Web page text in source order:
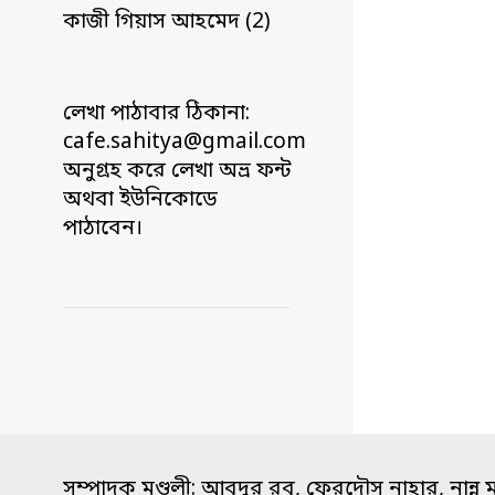
কাজী গিয়াস আহমেদ (2)
লেখা পাঠাবার ঠিকানা:
cafe.sahitya@gmail.com
অনুগ্রহ করে লেখা অভ্র ফন্ট
অথবা ইউনিকোডে
পাঠাবেন।